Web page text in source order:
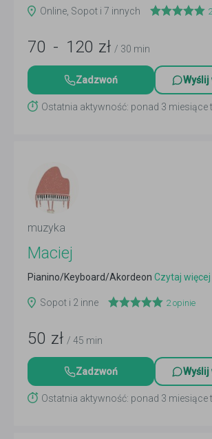
Online, Sopot i 7 innych
2
70 - 120 zł / 30 min
Zadzwoń Wyślij
Ostatnia aktywność: ponad 3 miesiące
muzyka
Maciej
Pianino/Keyboard/Akordeon Czytaj więcej
Sopot i 2 inne 2opinie
50 zł / 45 min
Zadzwoń Wyślij
Ostatnia aktywność: ponad 3 miesiące